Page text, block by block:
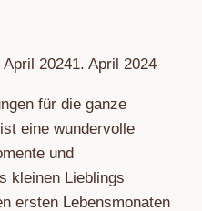
April 20241. April 2024
für die ganze
eine wundervolle
und
kleinen Lieblings
ersten Lebensmonaten